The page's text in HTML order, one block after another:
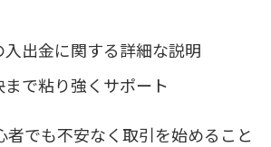
入出金に関する詳細な説明
まで粘り強くサポート
者でも不安なく取引を始めること